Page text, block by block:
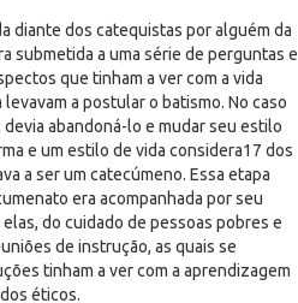
diante dos catequistas por alguém da
submetida a uma série de perguntas e
que tinham a ver com a vida
a postular o batismo. No caso
abandoná-lo e mudar seu estilo
e um estilo de vida considera17 dos
a ser um catecúmeno. Essa etapa
era acompanhada por seu
do cuidado de pessoas pobres e
de instrução, as quais se
tinham a ver com a aprendizagem
éticos.